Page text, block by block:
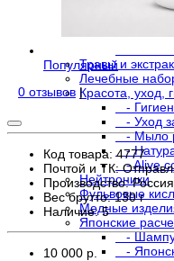
- В
- Крема
Травы и
Лечебные
Красота, уход,
-
- Уход
- Мыло
-
- Alive
Нейтроники
Фульвовые
Медные
Японские
-
-
Популярный
0 отзывов |
Код товара: 4777
Почтой и ТК:
Производство: Россия
Вес брутто: 130 г
Наличие:5
10 000 р.